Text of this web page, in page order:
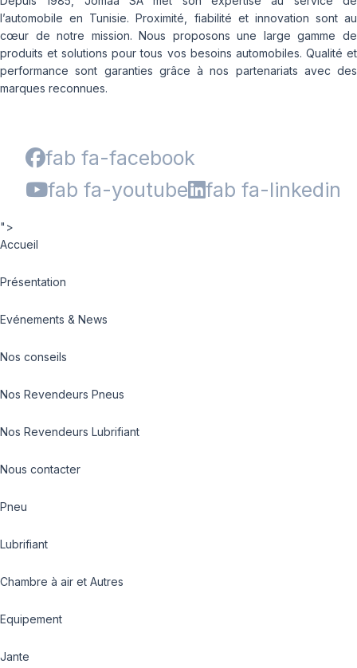
l’automobile en Tunisie. Proximité, fiabilité et innovation sont au
cœur de notre mission. Nous proposons une large gamme de
produits et solutions pour tous vos besoins automobiles. Qualité et
performance sont garanties grâce à nos partenariats avec des
marques reconnues.
fab fa-facebook
fab fa-youtube
fab fa-linkedin
">
Accueil
Présentation
Evénements & News
Nos conseils
Nos Revendeurs Pneus
Nos Revendeurs Lubrifiant
Nous contacter
Pneu
Lubrifiant
Chambre à air et Autres
Equipement
Jante